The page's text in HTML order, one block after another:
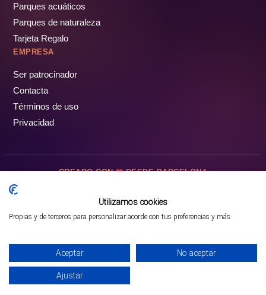
Mejor opción en SATOORDAY
Parques acuáticos
Parques de naturaleza
Tarjeta Regalo
EMPRESA
Ser patrocinador
Contacta
Términos de uso
Privacidad
CREADO CON DESDE BARCELONA
Utilizamos cookies
Propias y de terceros para personalizar acorde con tus preferencias y más
Aceptar No aceptar
Ajustar